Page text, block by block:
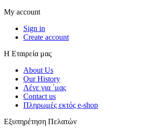
My account
Sign in
Create account
Η Εταιρεία μας
About Us
Our History
Λένε για ΄μας
Contact us
Πληρωμές εκτός e-shop
Εξυπηρέτηση Πελατών